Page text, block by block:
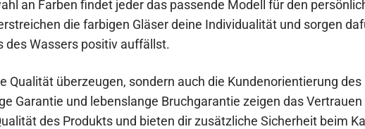
an Farben findet jeder das passende Modell für den
die farbigen Gläser deine Individualität und sorgen
des Wassers positiv auffällst.
Qualität überzeugen, sondern auch die Kundenorientierung des
Garantie und lebenslange Bruchgarantie zeigen das Vertrauen
des Produkts und bieten dir zusätzliche Sicherheit beim